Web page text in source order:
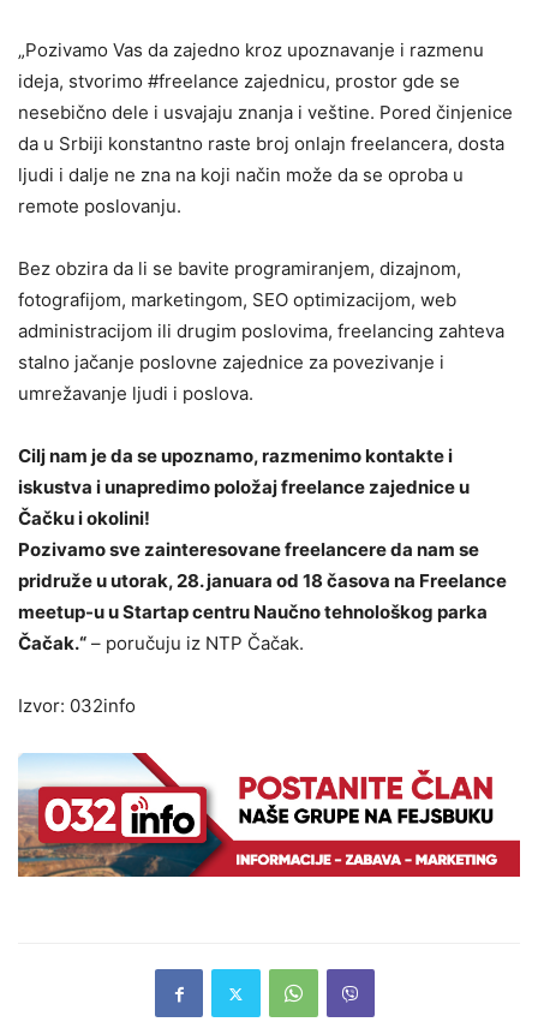
„Pozivamo Vas da zajedno kroz upoznavanje i razmenu
ideja, stvorimo #freelance zajednicu, prostor gde se
nesebično dele i usvajaju znanja i veštine. Pored činjenice
da u Srbiji konstantno raste broj onlajn freelancera, dosta
ljudi i dalje ne zna na koji način može da se oproba u
remote poslovanju.
Bez obzira da li se bavite programiranjem, dizajnom,
fotografijom, marketingom, SEO optimizacijom, web
administracijom ili drugim poslovima, freelancing zahteva
stalno jačanje poslovne zajednice za povezivanje i
umrežavanje ljudi i poslova.
Cilj nam je da se upoznamo, razmenimo kontakte i
iskustva i unapredimo položaj freelance zajednice u
Čačku i okolini!
Pozivamo sve zainteresovane freelancere da nam se
pridruže u utorak, 28. januara od 18 časova na Freelance
meetup-u u Startap centru Naučno tehnološkog parka
Čačak.“ – poručuju iz NTP Čačak.
Izvor: 032info